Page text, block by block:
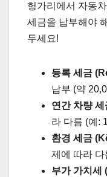
헝가리에서 자동
세금을 납부해야
두세요!
등록 세금
납부 (약
연간 차량
라 다름 (예:
환경 세금
제에 따라 다
부가 가치세